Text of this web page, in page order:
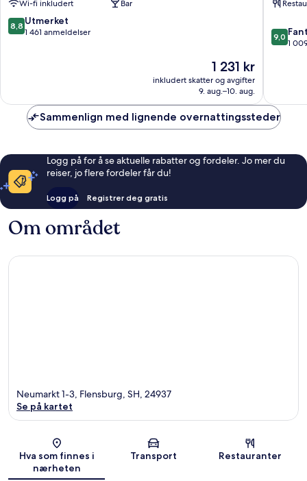
Wi-fi inkludert Bar
8.8
av
8,8 Utmerket
1 461 anmeldelser
Prisen
1 231 kr
1 231 kr
inkludert skatter og avgifter
9. aug.–10. aug.
9.0
av
9,0
1
Sammenlign med lignende overnattingssteder
Logg på for å se aktuelle rabatter og fordeler. Jo mer du
reiser, jo flere fordeler får du!
Logg på Registrer deg gratis
Om området
Kart
Neumarkt 1-3, Flensburg, SH, 24937
Se på kartet
Hva som finnes i
nærheten
Transport Restauranter